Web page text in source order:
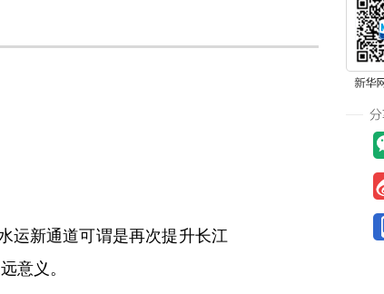
新通道可谓是再次提升长江
意义。